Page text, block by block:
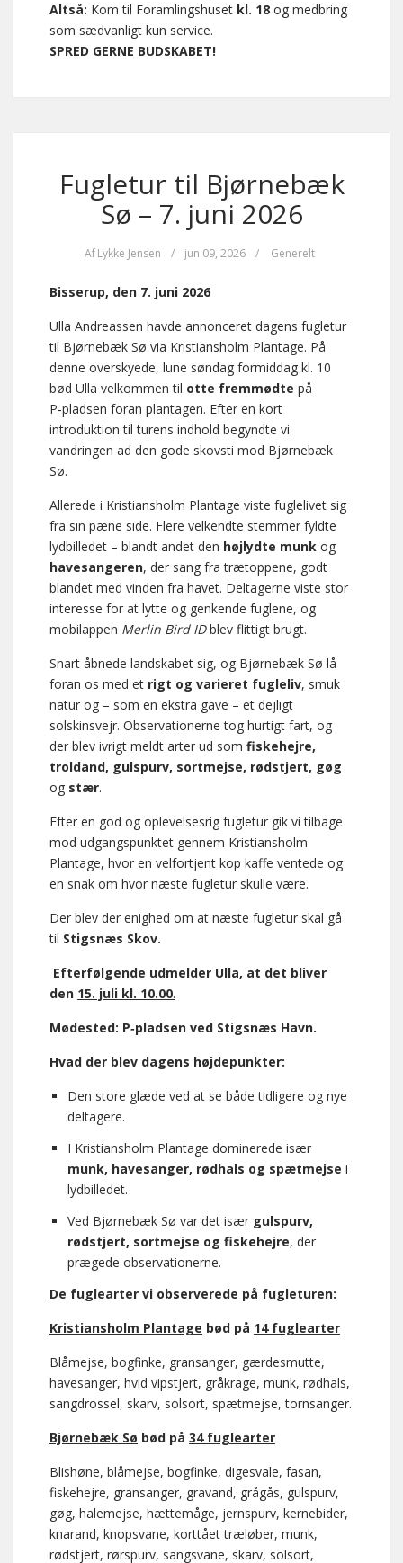
Altså: Kom til Foramlingshuset kl. 18 og medbring
som sædvanligt kun service.
SPRED GERNE BUDSKABET!
Fugletur til Bjørnebæk
Sø – 7. juni 2026
Af Lykke Jensen / jun 09, 2026 / Generelt
Bisserup, den 7. juni 2026
Ulla Andreassen havde annonceret dagens fugletur
til Bjørnebæk Sø via Kristiansholm Plantage. På
denne overskyede, lune søndag formiddag kl. 10
bød Ulla velkommen til otte fremmødte på
P‑pladsen foran plantagen. Efter en kort
introduktion til turens indhold begyndte vi
vandringen ad den gode skovsti mod Bjørnebæk
Sø.
Allerede i Kristiansholm Plantage viste fuglelivet sig
fra sin pæne side. Flere velkendte stemmer fyldte
lydbilledet – blandt andet den højlydte munk og
havesangeren, der sang fra trætoppene, godt
blandet med vinden fra havet. Deltagerne viste stor
interesse for at lytte og genkende fuglene, og
mobilappen Merlin Bird IDblev flittigt brugt.
Snart åbnede landskabet sig, og Bjørnebæk Sø lå
foran os med et rigt og varieret fugleliv, smuk
natur og – som en ekstra gave – et dejligt
solskinsvejr. Observationerne tog hurtigt fart, og
der blev ivrigt meldt arter ud som fiskehejre,
troldand, gulspurv, sortmejse, rødstjert, gøg
og stær.
Efter en god og oplevelsesrig fugletur gik vi tilbage
mod udgangspunktet gennem Kristiansholm
Plantage, hvor en velfortjent kop kaffe ventede og
en snak om hvor næste fugletur skulle være.
Der blev der enighed om at næste fugletur skal gå
til Stigsnæs Skov.
Efterfølgende udmelder Ulla, at det bliver
den 15. juli kl. 10.00.
Mødested: P‑pladsen ved Stigsnæs Havn.
Hvad der blev dagens højdepunkter:
Den store glæde ved at se både tidligere og nye
deltagere.
I Kristiansholm Plantage dominerede især
munk, havesanger, rødhals og spætmejse i
lydbilledet.
Ved Bjørnebæk Sø var det især gulspurv,
rødstjert, sortmejse og fiskehejre, der
prægede observationerne.
De fuglearter vi observerede på fugleturen:
Kristiansholm Plantage bød på 14 fuglearter
Blåmejse, bogfinke, gransanger, gærdesmutte,
havesanger, hvid vipstjert, gråkrage, munk, rødhals,
sangdrossel, skarv, solsort, spætmejse, tornsanger.
Bjørnebæk Sø bød på 34 fuglearter
Blishøne, blåmejse, bogfinke, digesvale, fasan,
fiskehejre, gransanger, gravand, grågås, gulspurv,
gøg, halemejse, hættemåge, jernspurv, kernebider,
knarand, knopsvane, korttået træløber, munk,
rødstjert, rørspurv, sangsvane, skarv, solsort,